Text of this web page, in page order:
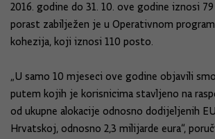
2016. godine do 31. 10. ove godine iznosi
porast zabilježen je u Operativnom
kohezija, koji iznosi 110 posto.
„U samo 10 mjeseci ove godine objavili
putem kojih je korisnicima stavljeno na
od ukupne alokacije odnosno dodijeljenih
Hrvatskoj, odnosno 2,3 milijarde eura“,